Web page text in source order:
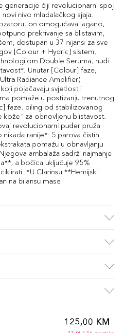
generacije čiji revolucionarni spoj
nivo mladalačkog sjaja.
on omogućava lagano,
prekrivanje sa blistavim,
dostupan u 37 nijansi za sve
[Colour + Hydric] sistem,
Double Seruma, nudi
Unutar [Colour] faze,
Radiance Amplifier)
pojačavaju svjetlost i
pomaže u postizanju trenutnog
faze, piling od stabilizovanog
kože" za obnovljenu blistavost.
revolucionarni puder pruža
ranije*: 5 parova čistih
pomažu u obnavljanju
ambalaža sadrži najmanje
a bočica uključuje 95%
*U Clarinsu **Hemijski
na bilansu mase
125,00 KM